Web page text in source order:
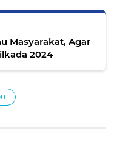
Masyarakat, Agar
2024